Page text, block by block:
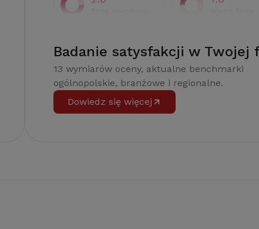
Badanie satysfakcji w Twojej
13 wymiarów oceny, aktualne benchmarki
ogólnopolskie, branżowe i regionalne.
Dowiedz się więcej